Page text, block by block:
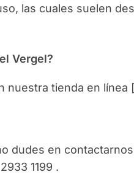
las cuales suelen
Vergel?
tienda en línea
dudes en
1199 .